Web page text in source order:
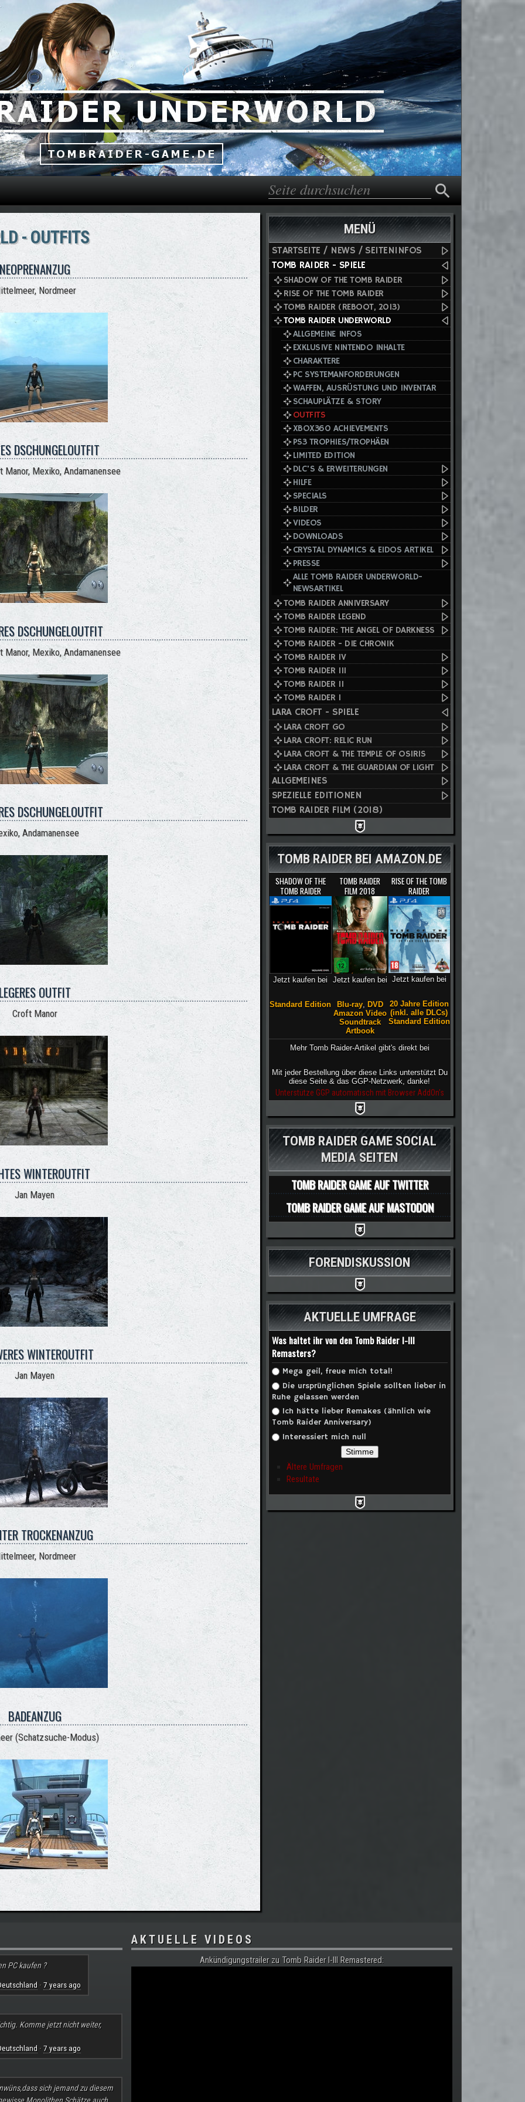
Direkt zum Inhalt
Suchformular
Suche
- OUTFITS
Nordmeer
DSCHUNGELOUTFIT
Manor, Mexiko, Andamanensee
DSCHUNGELOUTFIT
Manor, Mexiko, Andamanensee
DSCHUNGELOUTFIT
Andamanensee
OUTFIT
Croft Manor
WINTEROUTFIT
Jan Mayen
WINTEROUTFIT
Jan Mayen
TROCKENANZUG
Nordmeer
BADEANZUG
(Schatzsuche-Modus)
MENÜ
STARTSEITE / NEWS / SEITENINFOS
TOMB RAIDER - SPIELE
SHADOW OF THE TOMB RAIDER
RISE OF THE TOMB RAIDER
TOMB RAIDER (REBOOT, 2013)
TOMB RAIDER UNDERWORLD
ALLGEMEINE INFOS
EXKLUSIVE NINTENDO INHALTE
CHARAKTERE
PC SYSTEMANFORDERUNGEN
WAFFEN, AUSRÜSTUNG UND INVENTAR
SCHAUPLÄTZE & STORY
OUTFITS
XBOX360 ACHIEVEMENTS
PS3 TROPHIES/TROPHÄEN
LIMITED EDITION
DLC'S & ERWEITERUNGEN
HILFE
SPECIALS
BILDER
VIDEOS
DOWNLOADS
CRYSTAL DYNAMICS & EIDOS ARTIKEL
PRESSE
ALLE TOMB RAIDER UNDERWORLD-
NEWSARTIKEL
TOMB RAIDER ANNIVERSARY
TOMB RAIDER LEGEND
TOMB RAIDER: THE ANGEL OF DARKNESS
TOMB RAIDER - DIE CHRONIK
TOMB RAIDER IV
TOMB RAIDER III
TOMB RAIDER II
TOMB RAIDER I
LARA CROFT - SPIELE
LARA CROFT GO
LARA CROFT: RELIC RUN
LARA CROFT & THE TEMPLE OF OSIRIS
LARA CROFT & THE GUARDIAN OF LIGHT
ALLGEMEINES
SPEZIELLE EDITIONEN
TOMB RAIDER FILM (2018)
TOMB RAIDER BEI AMAZON.DE
SHADOW OF THE
TOMB RAIDER
Jetzt kaufen bei
Standard Edition
TOMB RAIDER
FILM 2018
Jetzt kaufen bei
Blu-ray, DVD
Amazon Video
Soundtrack
Artbook
RISE OF THE TOMB
RAIDER
Jetzt kaufen bei
20 Jahre Edition
(inkl. alle DLCs)
Standard Edition
Mehr Tomb Raider-Artikel gibt's direkt bei
Mit jeder Bestellung über diese Links unterstützt Du
diese Seite & das GGP-Netzwerk, danke!
Unterstütze GGP automatisch mit Browser AddOn's
TOMB RAIDER GAME SOCIAL
MEDIA SEITEN
TOMB RAIDER GAME AUF TWITTER
TOMB RAIDER GAME AUF MASTODON
FORENDISKUSSION
AKTUELLE UMFRAGE
Was haltet ihr von den Tomb Raider I-III
Remasters?
Auswahlmöglichkeiten
Mega geil, freue mich total!
Die ursprünglichen Spiele sollten lieber in
Ruhe gelassen werden
Ich hätte lieber Remakes (ähnlich wie
Tomb Raider Anniversary)
Interessiert mich null
Ältere Umfragen
Resultate
PC kaufen ?
· 7 years ago
Komme jetzt nicht weiter,
· 7 years ago
sich jemand zu diesem
AKTUELLE VIDEOS
Ankündigungstrailer zu Tomb Raider I-III Remastered: